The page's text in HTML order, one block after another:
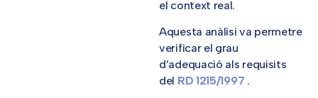
el context real.
Aquesta anàlisi va permetre
verificar el grau
d’adequació als requisits
del RD 1215/1997 .